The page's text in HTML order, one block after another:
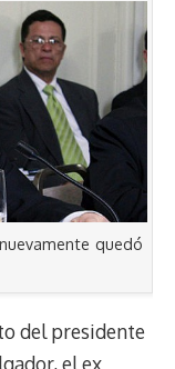
quedó
del presidente
el ex